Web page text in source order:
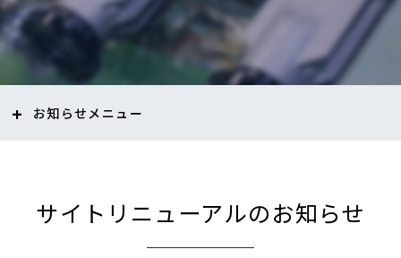
お知らせ
サイトリニューアルのお知らせ